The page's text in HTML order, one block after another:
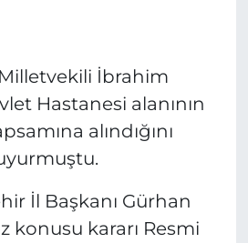
İbrahim
Hastanesi alanının
alındığını
İl Başkanı Gürhan
konusu kararı Resmi